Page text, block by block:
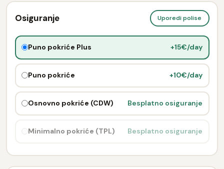
Osiguranje Uporedi polise
Puno pokriće Plus +15€/day
Puno pokriće +10€/day
Osnovno pokriće (CDW) Besplatno osiguranje
Minimalno pokriće (TPL) Besplatno osiguranje